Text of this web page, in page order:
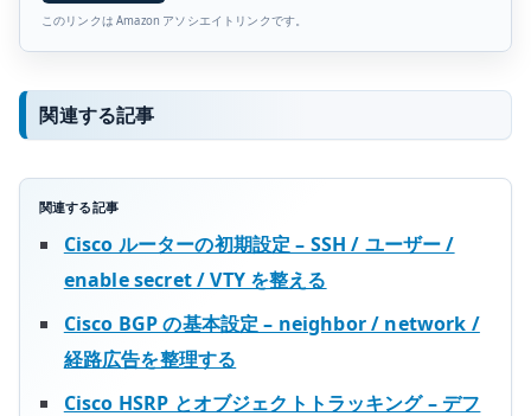
このリンクは Amazon アソシエイトリンクです。
関連する記事
関連する記事
Cisco ルーターの初期設定 – SSH / ユーザー /
enable secret / VTY を整える
Cisco BGP の基本設定 – neighbor / network /
経路広告を整理する
Cisco HSRP とオブジェクトトラッキング – デフ